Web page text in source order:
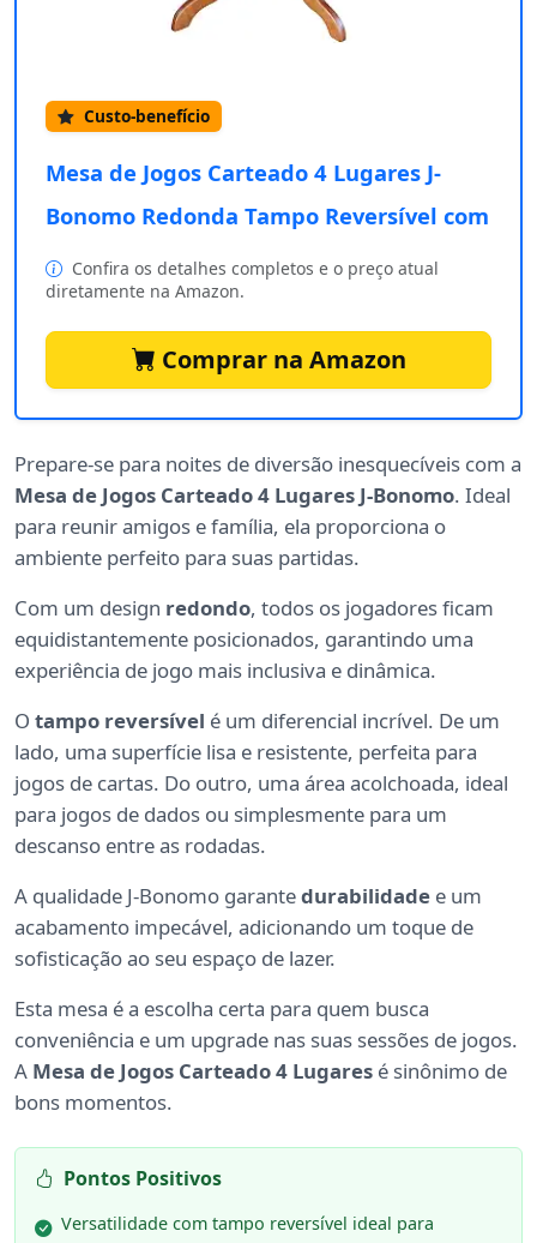
Custo-benefício
Mesa de Jogos Carteado 4 Lugares J-
Bonomo Redonda Tampo Reversível com
Confira os detalhes completos e o preço atual
diretamente na Amazon.
Comprar na Amazon
Prepare-se para noites de diversão inesquecíveis com a
Mesa de Jogos Carteado 4 Lugares J-Bonomo. Ideal
para reunir amigos e família, ela proporciona o
ambiente perfeito para suas partidas.
Com um design redondo, todos os jogadores ficam
equidistantemente posicionados, garantindo uma
experiência de jogo mais inclusiva e dinâmica.
O tampo reversível é um diferencial incrível. De um
lado, uma superfície lisa e resistente, perfeita para
jogos de cartas. Do outro, uma área acolchoada, ideal
para jogos de dados ou simplesmente para um
descanso entre as rodadas.
A qualidade J-Bonomo garantedurabilidade e um
acabamento impecável, adicionando um toque de
sofisticação ao seu espaço de lazer.
Esta mesa é a escolha certa para quem busca
conveniência e um upgrade nas suas sessões de jogos.
A Mesa de Jogos Carteado 4 Lugares é sinônimo de
bons momentos.
Pontos Positivos
Versatilidade com tampo reversível ideal para